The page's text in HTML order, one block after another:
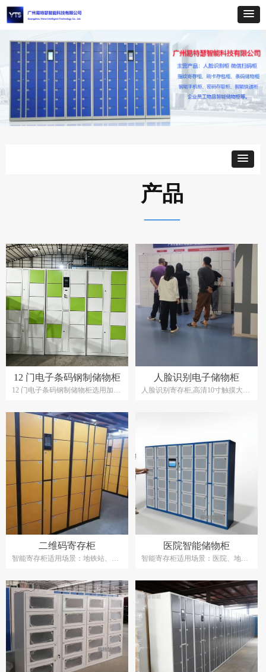
产品
——
12 门电子条码钢制储物柜
12 门电子条码钢制储物柜选用加厚
易褪色。柜体分为 12 个独立储物
格，搭配防撬电磁锁，保障存放物
品安全。设备搭载智能条码存取系
统，存件自动出票，扫码即可开
箱，操作简单便捷。
柜门支持 10 种色彩选择，包含白
色、橙色、深紫、墨绿、浅蓝、黄
色、红色、酒红、浅黄色、浅绿，
可自由搭配拼色，满足不同场地装
修风格需求。系统全程记录存取数
据，后台可追溯操作记录，具备一
键清柜、故障提醒功能。柜体布局
紧凑，摆放灵活，适配商场、景
区、政务大厅、游泳馆、车站等场
所。设备配备应急机械钥匙，应对
突发断电情况。整机运行稳定，维
护轻松，无需专人看管，是公共场
合临时寄存高性价比智能存储方
人脸识别电子储物柜
人脸识别寄存柜,高清10寸触摸大屏
高。支持本地管理和联网远程控
制，可对接企业门禁系统，OA人事
系统，通过门禁系统或人事系统统
一权限管理，，人脸识别寄存柜,人
脸识别存包柜,人脸识别储物柜等大
量应于学校,企业办公,市政单位.
二维码寄存柜
智能寄存柜适用场景：地铁站、超
车站、机场等
医院智能储物柜
智能寄存柜适用场景：医院、地铁
工厂、车站、机场等